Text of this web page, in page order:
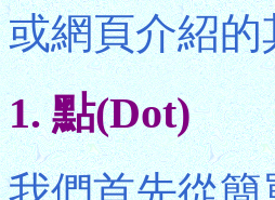
或網頁介紹
1. 點(Dot)